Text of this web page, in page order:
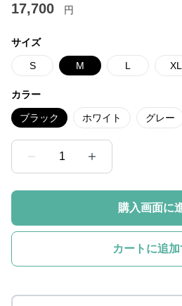
17,700 円
サイズ
S M L XL
カラー
ブラック ホワイト グレー
1
購入画面に
カートに追加